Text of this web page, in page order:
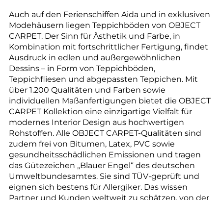
Auch auf den Ferienschiffen Aida und in exklusiven
Modehäusern liegen Teppichböden von OBJECT
CARPET. Der Sinn für Ästhetik und Farbe, in
Kombination mit fortschrittlicher Fertigung, findet
Ausdruck in edlen und außergewöhnlichen
Dessins – in Form von Teppichböden,
Teppichfliesen und abgepassten Teppichen. Mit
über 1.200 Qualitäten und Farben sowie
individuellen Maßanfertigungen bietet die OBJECT
CARPET Kollektion eine einzigartige Vielfalt für
modernes Interior Design aus hochwertigen
Rohstoffen. Alle OBJECT CARPET-Qualitäten sind
zudem frei von Bitumen, Latex, PVC sowie
gesundheitsschädlichen Emissionen und tragen
das Gütezeichen „Blauer Engel“ des deutschen
Umweltbundesamtes. Sie sind TÜV-geprüft und
eignen sich bestens für Allergiker. Das wissen
Partner und Kunden weltweit zu schätzen, von der